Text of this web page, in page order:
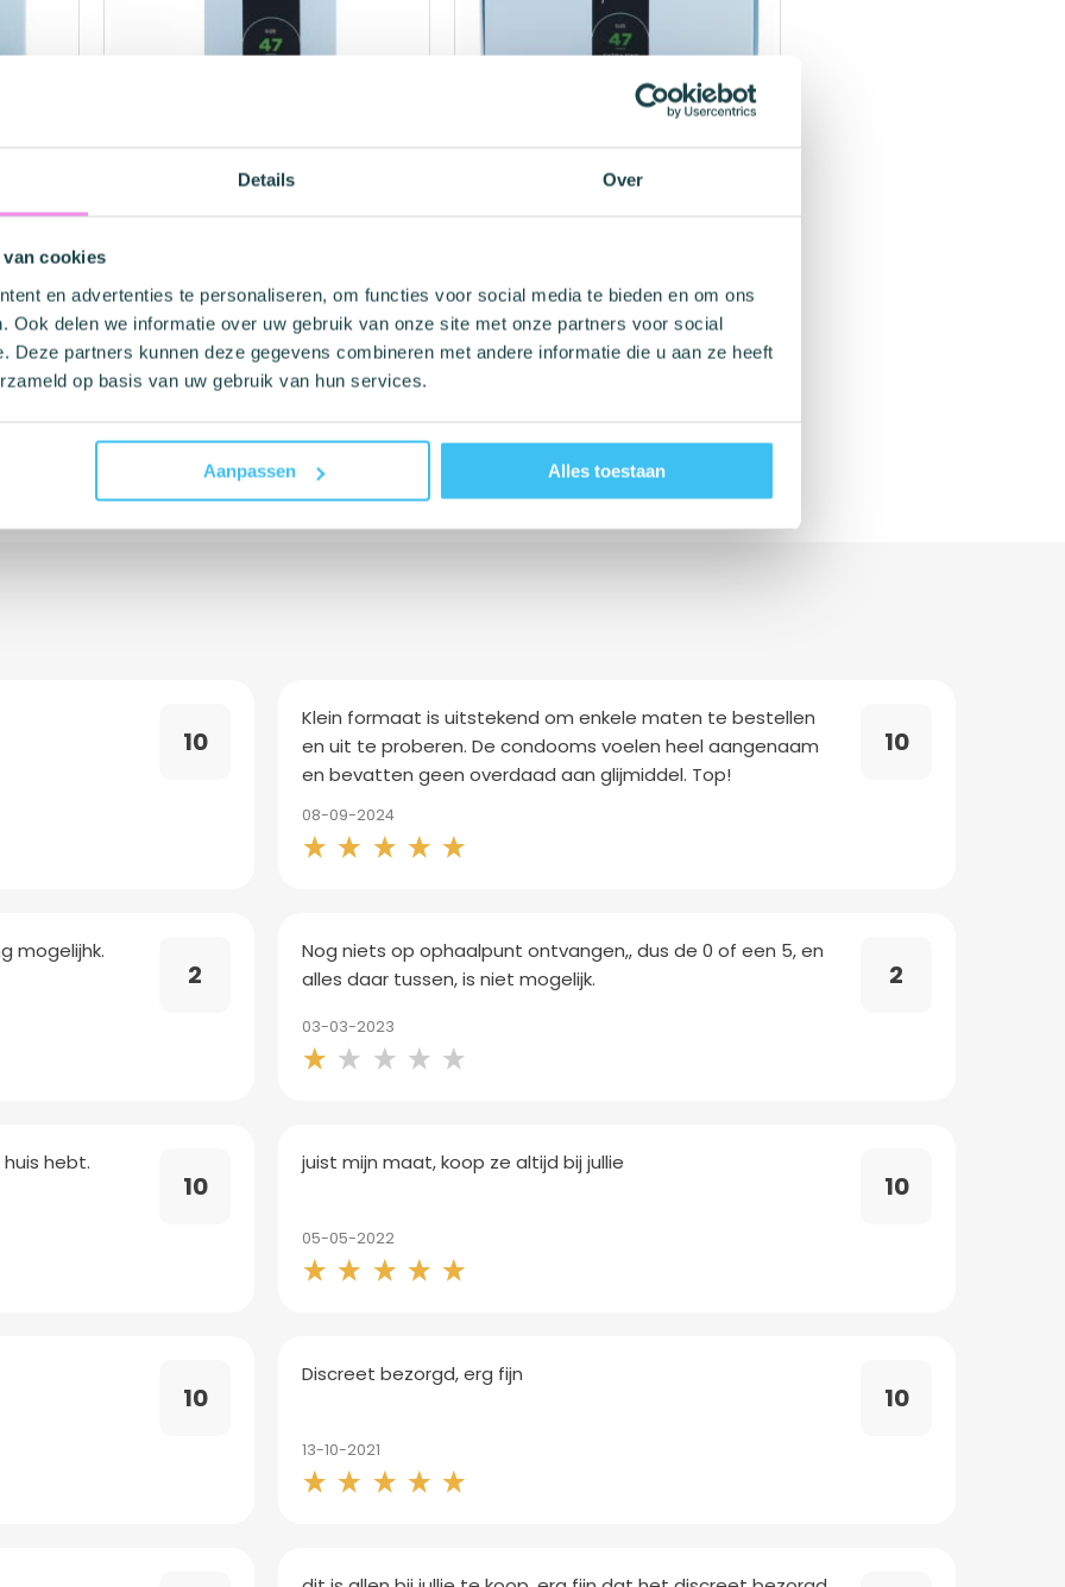
Details Over
cookies
en advertenties te personaliseren, om functies voor social media te bieden en om ons
Ook delen we informatie over uw gebruik van onze site met onze partners voor social
Deze partners kunnen deze gegevens combineren met andere informatie die u aan ze heeft
op basis van uw gebruik van hun services.
Aanpassen Alles toestaan
47— 10 stuks
Voor omtrek penis: tot 10 cm
Lengte: 160 mm
Dunne condooms
€ 10,95
MISTER SIZE XS condooms maat
47— 36 stuks
Voor omtrek penis: tot 10 cm
Lengte: 160 mm
Dunne condooms
10 10
Klein formaat is uitstekend om enkele maten te bestellen
en uit te proberen. De condooms voelen heel aangenaam
en bevatten geen overdaad aan glijmiddel. Top!
08-09-2024
2
mogelijhk.
2
Nog niets op ophaalpunt ontvangen,, dus de 0 of een 5, en
alles daar tussen, is niet mogelijk.
03-03-2023
10
hebt.
10
juist mijn maat, koop ze altijd bij jullie
05-05-2022
10 10
Discreet bezorgd, erg fijn
13-10-2021